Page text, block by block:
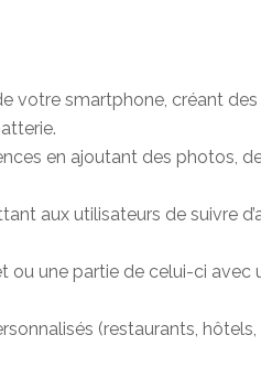
votre smartphone, créant
en ajoutant des photos,
aux utilisateurs de suivre
une partie de celui-ci avec
(restaurants,